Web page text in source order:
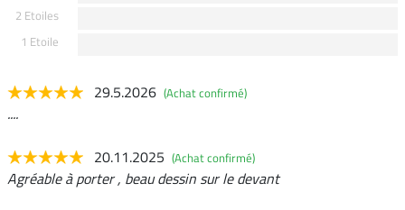
2 Etoiles
1 Etoile
29.5.2026 (Achat confirmé)
....
20.11.2025 (Achat confirmé)
Agréable à porter , beau dessin sur le devant